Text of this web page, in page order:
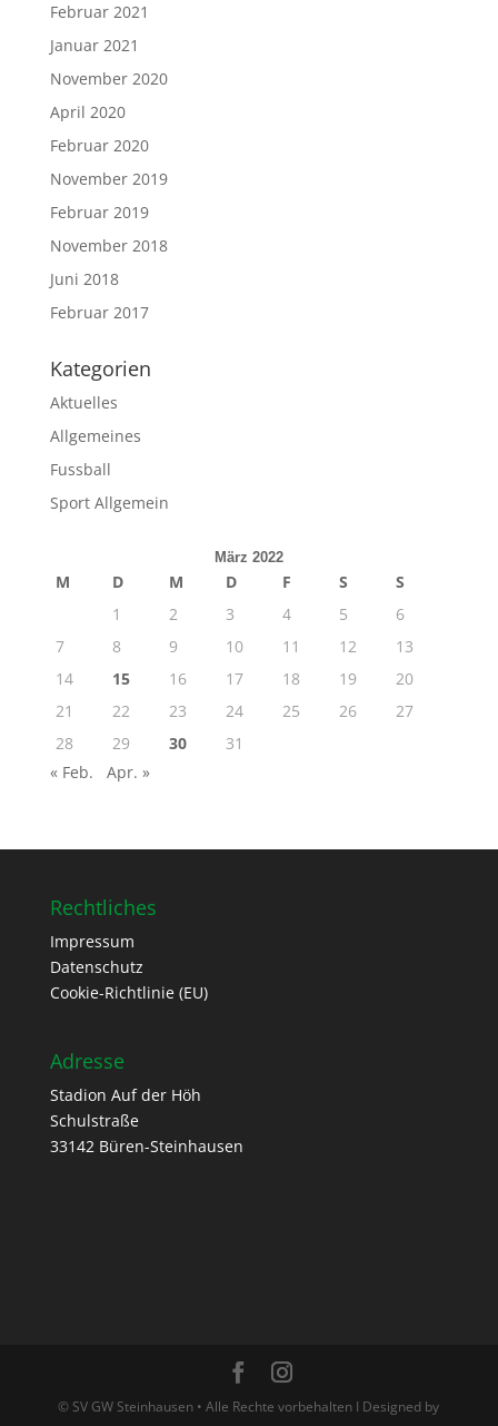
Februar 2021
Januar 2021
November 2020
April 2020
Februar 2020
November 2019
Februar 2019
November 2018
Juni 2018
Februar 2017
Kategorien
Aktuelles
Allgemeines
Fussball
Sport Allgemein
März 2022
M D M D F S
S
1
2 3 4 5
6
7
8 9 10 11 12
13
14
15 16 17 18 19
20
21
22 23 24 25 26
27
28
29 30
31
« Feb.
Apr. »
Rechtliches
Impressum
Datenschutz
Cookie-Richtlinie (EU)
Adresse
Stadion Auf der Höh
Schulstraße
33142 Büren-Steinhausen
© SV GW Steinhausen • Alle Rechte vorbehalten I Designed by